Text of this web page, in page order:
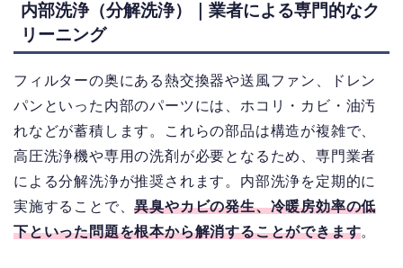
内部洗浄（分解洗浄）｜業者による専門的なク
リーニング
フィルターの奥にある熱交換器や送風ファン、ドレン
パンといった内部のパーツには、ホコリ・カビ・油汚
れなどが蓄積します。これらの部品は構造が複雑で、
高圧洗浄機や専用の洗剤が必要となるため、専門業者
による分解洗浄が推奨されます。内部洗浄を定期的に
実施することで、異臭やカビの発生、冷暖房効率の低
下といった問題を根本から解消することができます。